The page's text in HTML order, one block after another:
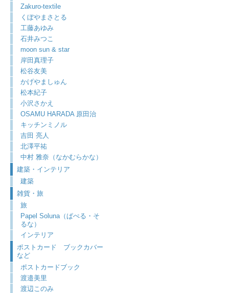
Zakuro-textile
くぼやまさとる
工藤あゆみ
石井みつこ
moon sun & star
岸田真理子
松谷友美
かげやましゅん
松本紀子
小沢さかえ
OSAMU HARADA 原田治
キッチンミノル
吉田 亮人
北澤平祐
中村 雅奈（なかむらかな）
建築・インテリア
建築
雑貨・旅
旅
Papel Soluna（ぱぺる・そ
るな）
インテリア
ポストカード ブックカバー
など
ポストカードブック
渡邉美里
渡辺このみ